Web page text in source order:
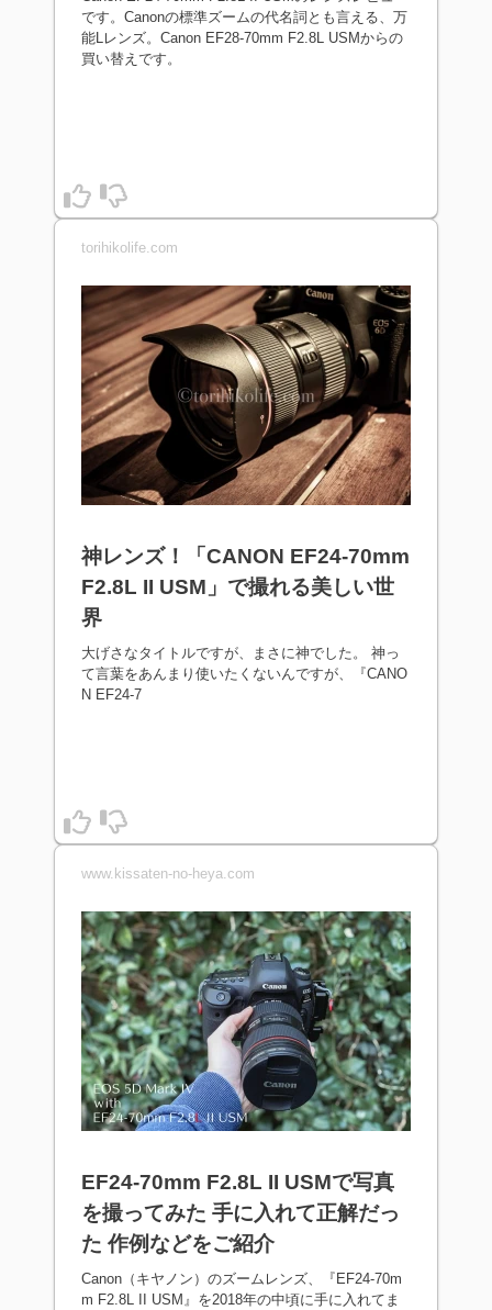
です。Canonの標準ズームの代名詞とも言える、万
能Lレンズ。Canon EF28-70mm F2.8L USMからの
買い替えです。
torihikolife.com
神レンズ！「CANON EF24-70mm
F2.8L II USM」で撮れる美しい世
界
大げさなタイトルですが、まさに神でした。 神っ
て言葉をあんまり使いたくないんですが、『CANO
N EF24-7
www.kissaten-no-heya.com
EF24-70mm F2.8L II USMで写真
を撮ってみた 手に入れて正解だっ
た 作例などをご紹介
Canon（キヤノン）のズームレンズ、『EF24-70m
m F2.8L II USM』を2018年の中頃に手に入れてま